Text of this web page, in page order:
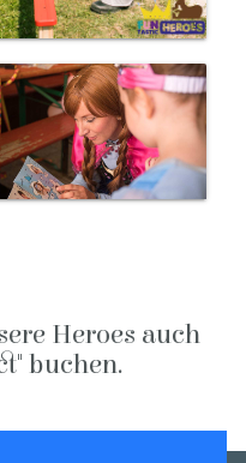
Heroes auch
buchen.